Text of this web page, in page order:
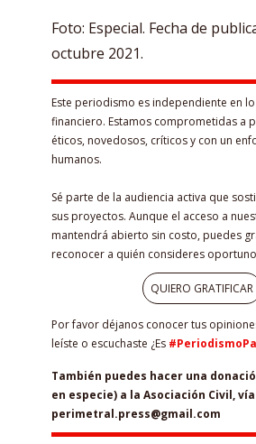
Foto: Especial. Fecha de
octubre 2021.
Este periodismo es independiente en
financiero. Estamos comprometidas a
éticos, novedosos, críticos y con un
humanos.
Sé parte de la audiencia activa que
sus proyectos. Aunque el acceso a
mantendrá abierto sin costo, puedes
reconocer a quién consideres
QUIERO GRATIFICAR
Por favor déjanos conocer tus
leíste o escuchaste ¿Es
También puedes hacer una
en especie) a la Asociación Civil, vía
perimetral.press@gmail.com